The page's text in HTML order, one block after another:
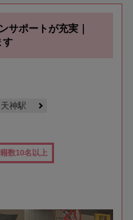
サポートが充実｜
す
天神駅
数10名以上